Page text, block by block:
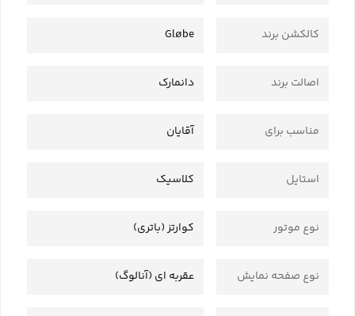
کالکشن برند Gløbe
اصالت برند دانمارک
مناسب برای آقایان
استایل کلاسیک
نوع موتور کوارتز (باتری)
نوع صفحه نمایش عقربه ای (آنالوگ)